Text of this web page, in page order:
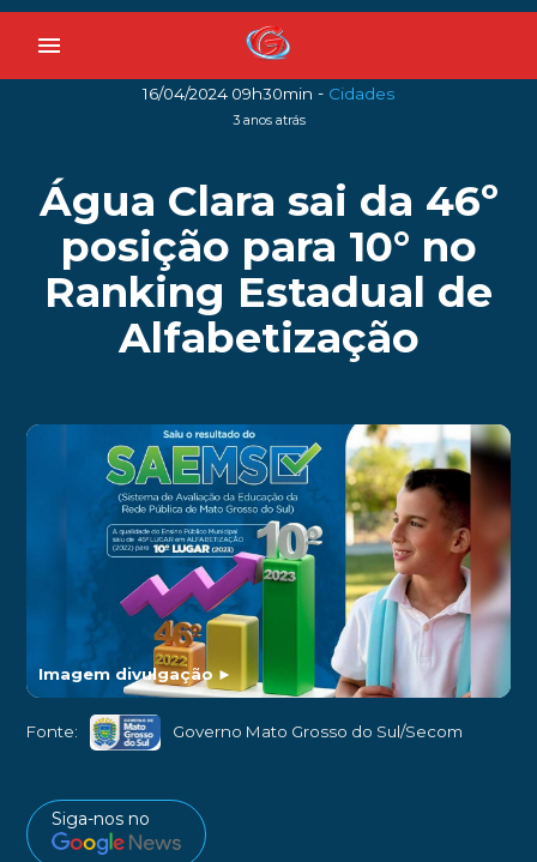
menu
16/04/2024 09h30min - Cidades
3 anos atrás
Água Clara sai da 46º
posição para 10° no
Ranking Estadual de
Alfabetização
Imagem divulgação►
Fonte: Governo Mato Grosso do Sul/Secom
Siga-nos no